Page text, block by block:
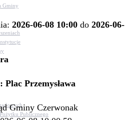
Gminy
Publicznego
2026-06-08 10:00 do 2026-06-
Plac Przemysława
Gminy Czerwonak